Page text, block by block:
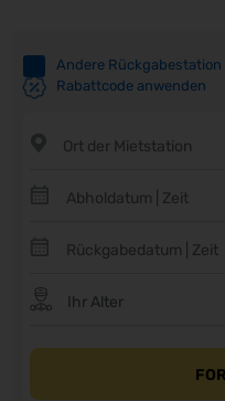
Andere Rückgabestation
Rabattcode anwenden